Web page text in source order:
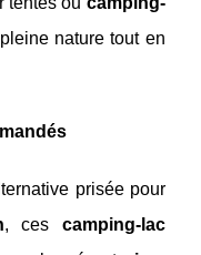
nature tout en
prisée pour
, ces camping-lac